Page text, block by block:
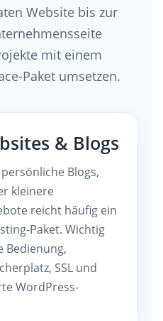
Website bis zur
mit einem
Paket umsetzen.
& Blogs
Blogs,
kleinere
reicht häufig ein
Paket. Wichtig
Bedienung,
SSL und
WordPress-